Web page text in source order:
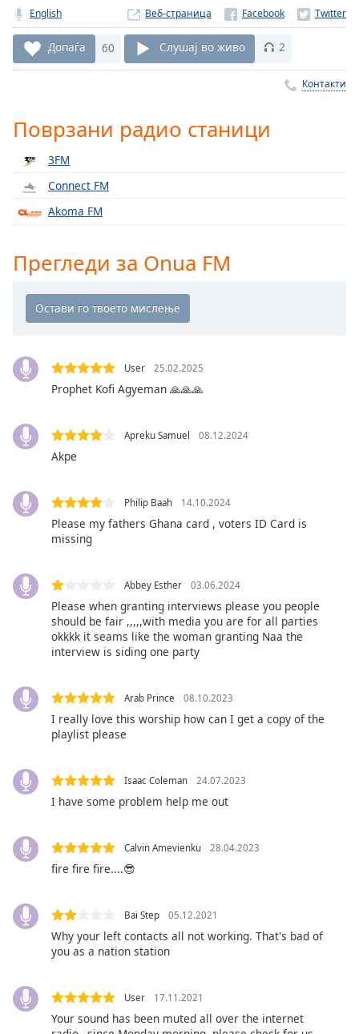
Playback
Rate
Chapters
Descriptions
descriptions
off,
Subtitles
subtitles
settings,
settings
dialog
subtitles
selected
Picture-
This
dialog
cancel
and
the
window.
Color
Text
Background
English Веб-страница
Допаѓа 60 Слушај во живо 2
Контакти
Поврзани радио станици
3FM
Connect FM
Akoma FM
Прегледи за Onua FM
User 25.02.2025
Prophet Kofi Agyeman 🙏🙏🙏
Apreku Samuel 08.12.2024
Akpe
Philip Baah 14.10.2024
Please my fathers Ghana card , voters ID Card is
missing
Abbey Esther 03.06.2024
Please when granting interviews please you people
should be fair ,,,,,with media you are for all parties
okkkk it seams like the woman granting Naa the
interview is siding one party
Arab Prince 08.10.2023
I really love this worship how can I get a copy of the
playlist please
Isaac Coleman 24.07.2023
I have some problem help me out
Calvin Amevienku 28.04.2023
fire fire fire....😎
Bai Step 05.12.2021
Why your left contacts all not working. That's bad of
you as a nation station
User 17.11.2021
Your sound has been muted all over the internet